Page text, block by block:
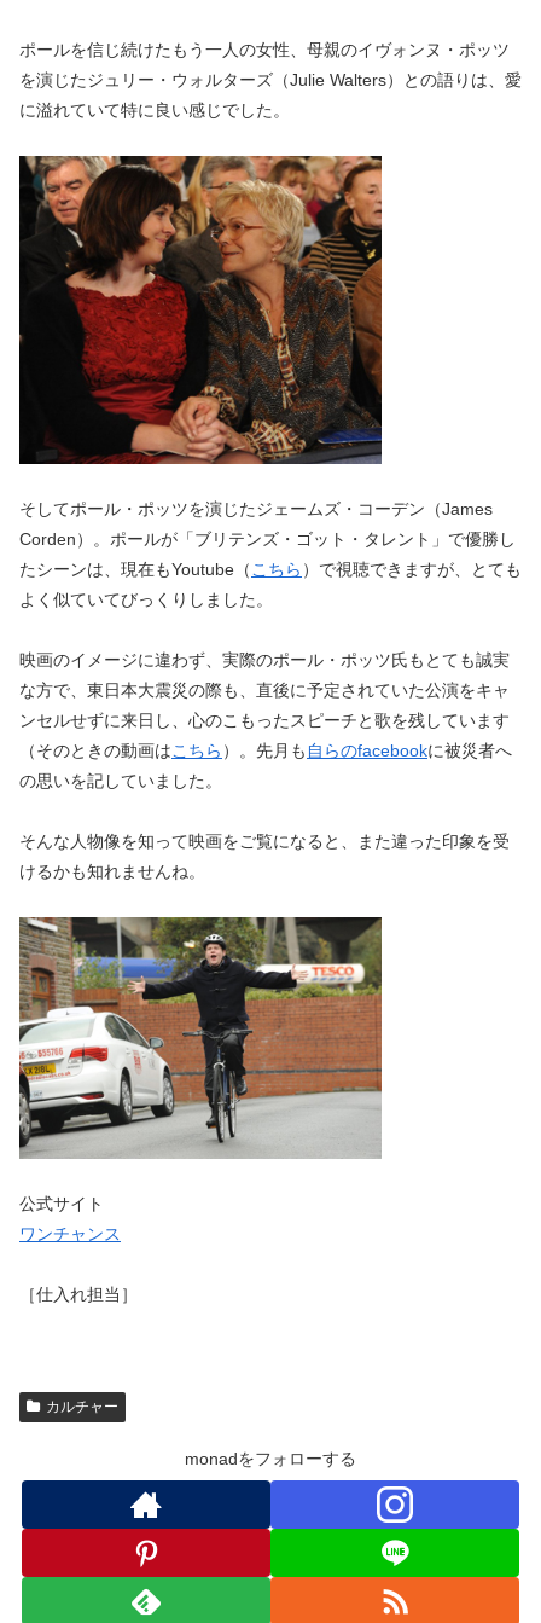
ポールを信じ続けたもう一人の女性、母親のイヴォンヌ・ポッツ
を演じたジュリー・ウォルターズ（Julie Walters）との語りは、愛
に溢れていて特に良い感じでした。
そしてポール・ポッツを演じたジェームズ・コーデン（James
Corden）。ポールが「ブリテンズ・ゴット・タレント」で優勝し
たシーンは、現在もYoutube（ こちら ）で視聴できますが、とても
よく似ていてびっくりしました。
映画のイメージに違わず、実際のポール・ポッツ氏もとても誠実
な方で、東日本大震災の際も、直後に予定されていた公演をキャ
ンセルせずに来日し、心のこもったスピーチと歌を残しています
（そのときの動画はこちら ）。先月も 自らのfacebookに被災者へ
の思いを記していました。
そんな人物像を知って映画をご覧になると、また違った印象を受
けるかも知れませんね。
公式サイト
ワンチャンス
［仕入れ担当］
カルチャー
monadをフォローする